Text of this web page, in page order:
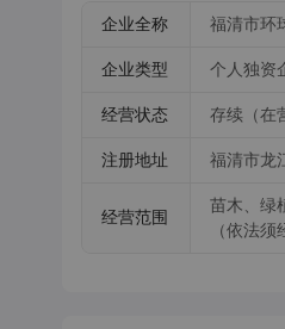
企业全称 福清市环
企业类型 个人独资
经营状态 存续（在
注册地址 福清市龙
经营范围
苗木、绿
（依法